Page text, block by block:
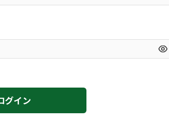
グイン